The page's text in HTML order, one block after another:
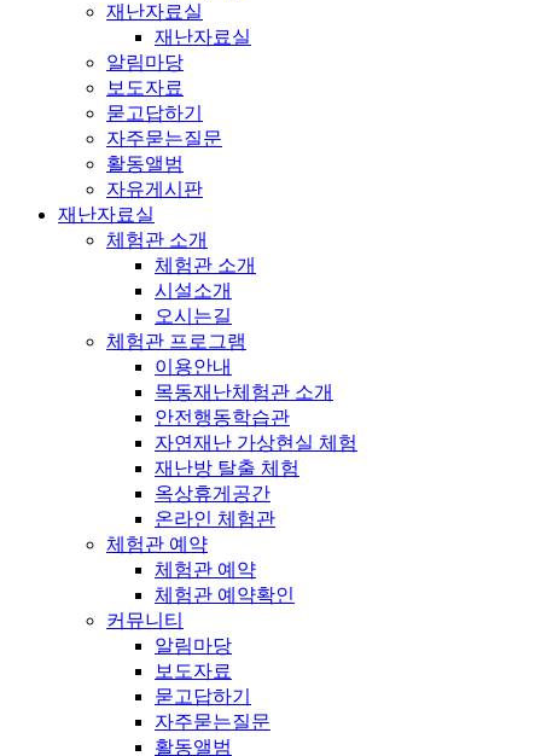
재난자료실
재난자료실
알림마당
보도자료
묻고답하기
자주묻는질문
활동앨범
자유게시판
재난자료실
체험관 소개
체험관 소개
시설소개
오시는길
체험관 프로그램
이용안내
목동재난체험관 소개
안전행동학습관
자연재난 가상현실 체험
재난방 탈출 체험
옥상휴게공간
온라인 체험관
체험관 예약
체험관 예약
체험관 예약확인
커뮤니티
알림마당
보도자료
묻고답하기
자주묻는질문
활동앨범